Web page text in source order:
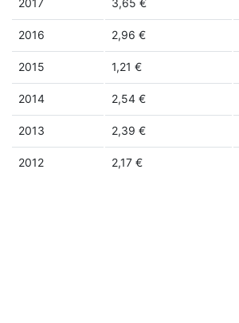
2017 3,65 €
2016 2,96 €
2015 1,21 €
2014 2,54 €
2013 2,39 €
2012 2,17 €